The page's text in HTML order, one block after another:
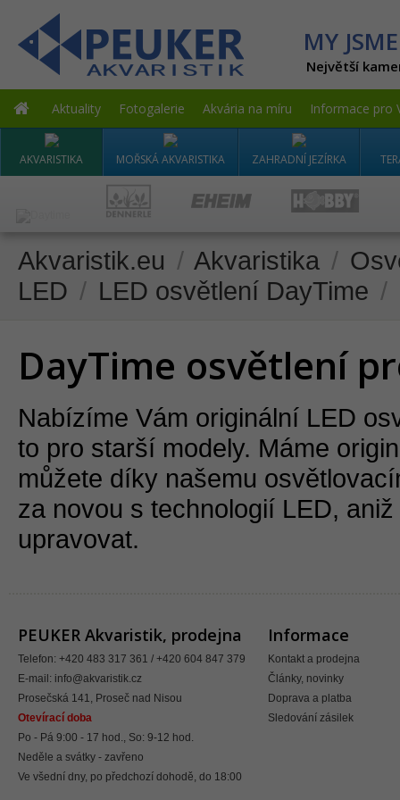
MY
Největší
Aktuality Fotogalerie Akvária na míru Informace pro
AKVARISTIKA MOŘSKÁ AKVARISTIKA ZAHRADNÍ JEZÍRKA
Akvaristik.eu / Akvaristika /
LED / LED osvětlení DayTime /
DayTime osvětlení
Nabízíme Vám originální LED
to pro starší modely. Máme
můžete díky našemu
za novou s technologií LED,
upravovat.
PEUKER Akvaristik, prodejna
Telefon: +420 483 317 361 / +420 604 847 379
E-mail: info@akvaristik.cz
Prosečská 141, Proseč nad Nisou
Otevírací doba
Po - Pá 9:00 - 17 hod., So: 9-12 hod.
Neděle a svátky - zavřeno
Ve všední dny, po předchozí dohodě, do 18:00
Informace
Kontakt a prodejna
Články, novinky
Doprava a platba
Sledování zásilek